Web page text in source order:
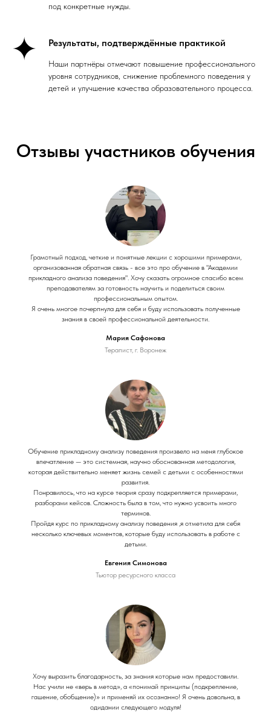
под конкретные нужды.
Результаты, подтверждённые практикой
Наши партнёры отмечают повышение профессионального
уровня сотрудников, снижение проблемного поведения у
детей и улучшение качества образовательного процесса.
Отзывы участников обучения
Грамотный подход, четкие и понятные лекции с хорошими примерами,
организованная обратная связь - все это про обучение в "Академии
прикладного анализа поведения". Хочу сказать огромное спасибо всем
преподавателям за готовность научить и поделиться своим
профессиональным опытом.
Я очень многое почерпнула для себя и буду использовать полученные
знания в своей профессиональной деятельности.
Мария Сафонова
Терапист, г. Воронеж
Обучение прикладному анализу поведения произвело на меня глубокое
впечатление — это системная, научно обоснованная методология,
которая действительно меняет жизнь семей с детьми с особенностями
развития.
Понравилось, что на курсе теория сразу подкрепляется примерами,
разборами кейсов. Сложность была в том, что нужно усвоить много
терминов.
Пройдя курс по прикладному анализу поведения ,я отметила для себя
несколько ключевых моментов, которые буду использовать в работе с
детьми.
Евгения Симонова
Тьютор ресурсного класса
Хочу выразить благодарность, за знания которые нам предоставили.
Нас учили не «верь в метод», а «понимай принципы (подкрепление,
гашение, обобщение)» и применяй их осознанно! Я очень довольна, в
одидании следующего модуля!